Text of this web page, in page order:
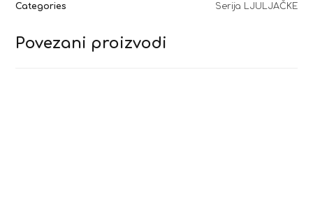
Categories
Serija LJULJAČKE
Povezani proizvodi